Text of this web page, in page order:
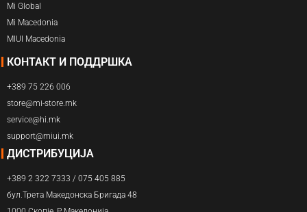
Mi Global
Mi Macedonia
MIUI Macedonia
КОНТАКТ И ПОДДРШКА
+389 75 226 006
store@mi-store.mk
service@hi.mk
support@miui.mk
ДИСТРИБУЦИЈА
+389 2 322 7333 / 075 405 885
бул.Трета Македонска Бригада 48